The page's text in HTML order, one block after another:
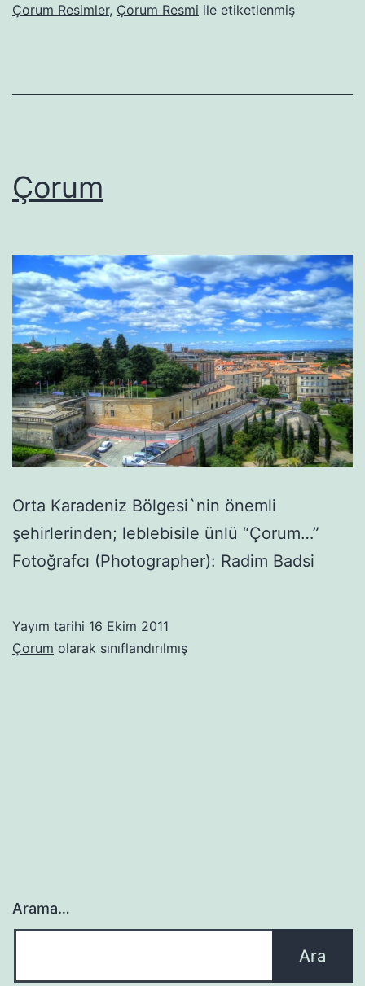
Çorum Resimler, Çorum Resmi ile etiketlenmiş
Çorum
Orta Karadeniz Bölgesi`nin önemli
şehirlerinden; leblebisile ünlü “Çorum…”
Fotoğrafcı (Photographer): Radim Badsi
Yayım tarihi 16 Ekim 2011
Çorum olarak sınıflandırılmış
Arama…